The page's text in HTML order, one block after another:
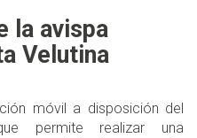
la avispa
Velutina
móvil a disposición del
permite realizar una